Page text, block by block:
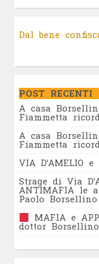
Dal bene
POST RECENTI
A casa
Fiammetta
A casa
Fiammetta
VIA D’AMELIO
Strage di Via
ANTIMAFIA le
Paolo
MAFIA e
dottor Borsellino